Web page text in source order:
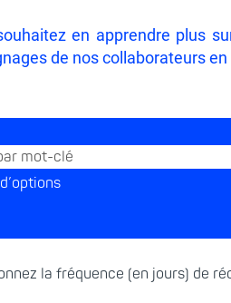
en apprendre plus
de nos collaborateurs en
la fréquence (en jours) de